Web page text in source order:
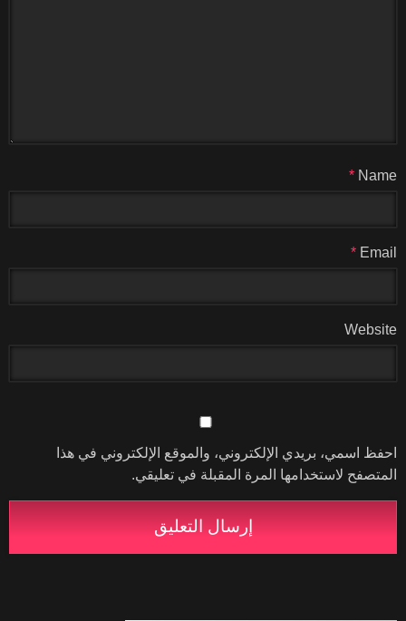
Name
*
Email
*
Website
احفظ اسمي، بريدي الإلكتروني، والموقع الإلكتروني في هذا
المتصفح لاستخدامها المرة المقبلة في تعليقي.